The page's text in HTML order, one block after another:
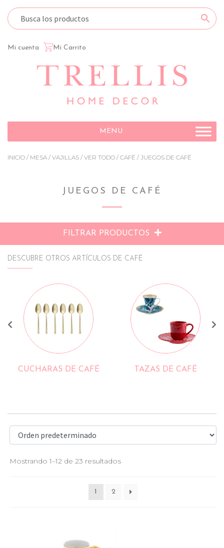
Mi cuenta Mi Carrito
Ir
a
Ir
al
contenido
MENU
INICIO / MESA / VAJILLAS / VER TODO / CAFÉ / JUEGOS DE CAFÉ
JUEGOS DE CAFÉ
FILTRAR PRODUCTOS
DESCUBRE OTROS ARTÍCULOS DE CAFÉ
TAZAS DE CAFÉ MUGS
Mostrando 1–12 de 23 resultados
1 2